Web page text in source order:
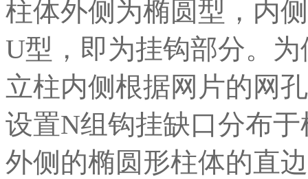
柱体外侧为椭圆型，内
U型，即为挂钩部分。
立柱内侧根据网片的网
设置N组钩挂缺口分布
外侧的椭圆形柱体的直